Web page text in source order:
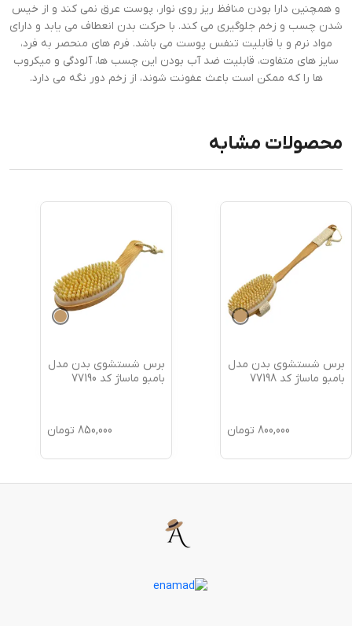
و همچنین دارا بودن منافظ ریز روی نوار، پوست عرق نمی کند و از خیس
شدن چسب و زخم جلوگیری می کند. با حرکت بدن انعطاف می یابد و دارای
مواد نرم و با قابلیت تنفس پوست می باشد. فرم های منحصر به فرد،
سایز های متفاوت، قابلیت ضد آب بودن این چسب ها، آلودگی و میکروب
ها را که ممکن است باعث عفونت شوند، از زخم دور نگه می دارد.
محصولات مشابه
برس شستشوی بدن مدل
بامبو ماساژ کد 77198
800,000 تومان
برس شستشوی بدن مدل
بامبو ماساژ کد 77190
850,000 تومان